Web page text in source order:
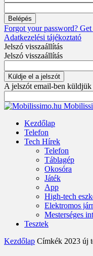
Forgot your password?
Adatkezelési tájékoztató
Jelszó visszaállítás
Jelszó visszaállítás
A jelszót email-ben küldjük
Kezdőlap
Telefon
Tech Hírek
Telefon
Táblagép
Okosóra
Játék
App
High-tech
Elektromos
Mesterséges
Tesztek
Kezdőlap Címkék 2023 új